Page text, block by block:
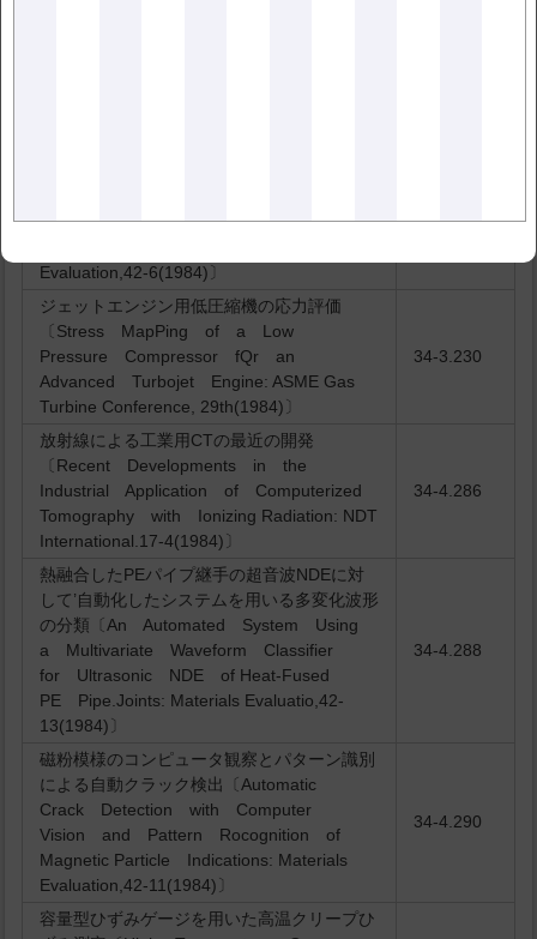
of Fast-Sensitive Magnetic Rubber
Evaluation,42-6(1984)〕
34-3.218
ジェットエンジン用低圧縮機の応力評価
〔Stress MapPing of a Low
Pressure Compressor fQr an
Advanced Turbojet Engine: ASME Gas
Turbine Conference, 29th(1984)〕
34-3.230
放射線による工業用CTの最近の開発
〔Recent Developments in the
Industrial Application of Computerized
Tomography with Ionizing Radiation: NDT
International.17-4(1984)〕
34-4.286
熱融合したPEパイプ継手の超音波NDEに対
して’自動化したシステムを用いる多変化波形
の分類〔An Automated System Using
a Multivariate Waveform Classifier
for Ultrasonic NDE of Heat-Fused
PE Pipe.Joints: Materials Evaluatio,42-
13(1984)〕
34-4.288
磁粉模様のコンピュータ観察とパターン識別
による自動クラック検出〔Automatic
Crack Detection with Computer
Vision and Pattern Rocognition of
Magnetic Particle Indications: Materials
Evaluation,42-11(1984)〕
34-4.290
容量型ひずみゲージを用いた高温クリープひ